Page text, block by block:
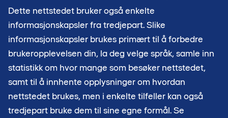
Dette nettstedet bruker også enkelte
informasjonskapsler fra tredjepart. Slike
informasjonskapsler brukes primært til å forbedre
brukeropplevelsen din, la deg velge språk, samle inn
statistikk om hvor mange som besøker nettstedet,
samt til å innhente opplysninger om hvordan
nettstedet brukes, men i enkelte tilfeller kan også
tredjepart bruke dem til sine egne formål. Se